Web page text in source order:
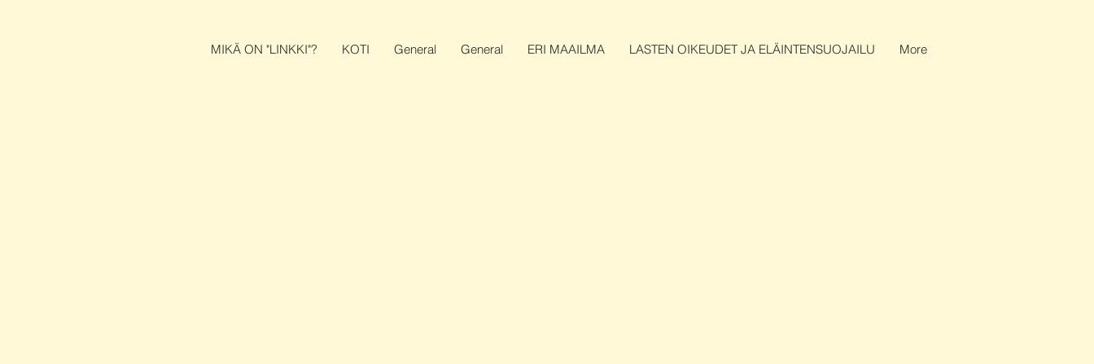
MIKÄ ON "LINKKI"? KOTI General General ERI MAAILMA LASTEN OIKEUDET JA ELÄINTENSUOJAILU More